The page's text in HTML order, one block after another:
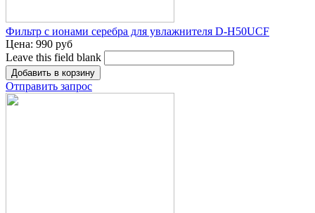
Фильтр с ионами серебра для увлажнителя D-H50UCF
Цена: 990 руб
Leave this field blank
Отправить запрос